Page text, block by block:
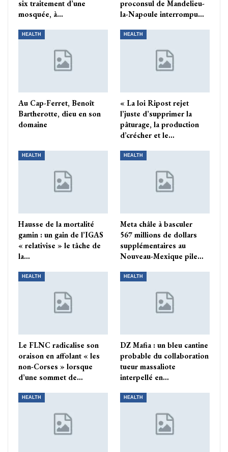
six traitement d’une
mosquée, à…
proconsul de Mandelieu-
la-Napoule interrompu…
HEALTH
Au Cap-Ferret, Benoît
Bartherotte, dieu en son
domaine
HEALTH
« La loi Ripost rejet
l’juste d’supprimer la
pâturage, la production
d’crécher et le…
HEALTH
Hausse de la mortalité
gamin : un gain de l’IGAS
« relativise » le tâche de
la…
HEALTH
Meta châle à basculer
567 millions de dollars
supplémentaires au
Nouveau-Mexique pile…
HEALTH
Le FLNC radicalise son
oraison en affolant « les
non-Corses » lorsque
d’une sommet de…
HEALTH
DZ Mafia : un bleu cantine
probable du collaboration
tueur massaliote
interpellé en…
HEALTH HEALTH